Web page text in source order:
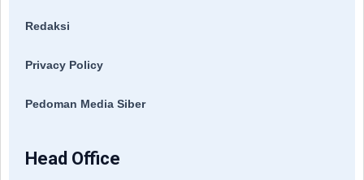
Redaksi
Privacy Policy
Pedoman Media Siber
Head Office